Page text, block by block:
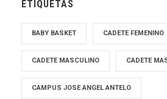
ETIQUETAS
BABY BASKET CADETE FEMENINO
CADETE MASCULINO CADETE
CAMPUS JOSE ANGEL ANTELO